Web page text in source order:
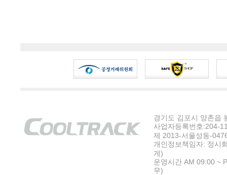
경기도 김포시 양촌읍
사업자등록번호:204-
제 2013-서울성동-
개인정보책임자: 정시
게)
운영시간 AM 09:00 ~
무)